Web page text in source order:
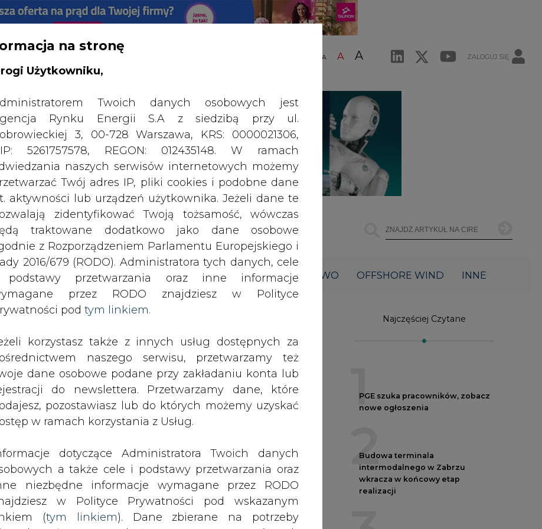
PORTALU: A A A
ZMIANY KADROWE NA RYNKU CIEPŁOWNICTWO
na stronę
Użytkowniku,
Twoich danych osobowych jest
Rynku Energii S.A z siedzibą przy ul.
3, 00-728 Warszawa, KRS: 0000021306,
5261757578, REGON: 012435148. W ramach
naszych serwisów internetowych możemy
Twój adres IP, pliki cookies i podobne dane
aktywności lub urządzeń użytkownika. Jeżeli dane te
zidentyfikować Twoją tożsamość, wówczas
traktowane dodatkowo jako dane osobowe
z Rozporządzeniem Parlamentu Europejskiego i
2016/679 (RODO). Administratora tych danych, cele
przetwarzania oraz inne informacje
przez RODO znajdziesz w Polityce
pod tym linkiem.
korzystasz także z innych usług dostępnych za
naszego serwisu, przetwarzamy też
dane osobowe podane przy zakładaniu konta lub
do newslettera. Przetwarzamy dane, które
pozostawiasz lub do których możemy uzyskać
w ramach korzystania z Usług.
dotyczące Administratora Twoich danych
a także cele i podstawy przetwarzania oraz
niezbędne informacje wymagane przez RODO
w Polityce Prywatności pod wskazanym
(tym linkiem). Dane zbierane na potrzeby
zwiększy inwestycje o 36 proc.
o 36 proc.
25,3 mld EUR na budowę nowych i
kupno aktywów, m.in. złóż gazu
2
wkracza w końcowy etap
realizacji
3